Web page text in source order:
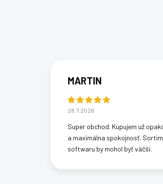
MARTIN
28.7.2026
Super obchod. Kupujem už
a maximálna spokojnosť.
softwaru by mohol byť väčší.